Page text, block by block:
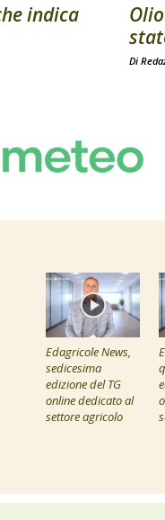
indica
Di
Edagricole News,
sedicesima
edizione del TG
online dedicato al
settore agricolo